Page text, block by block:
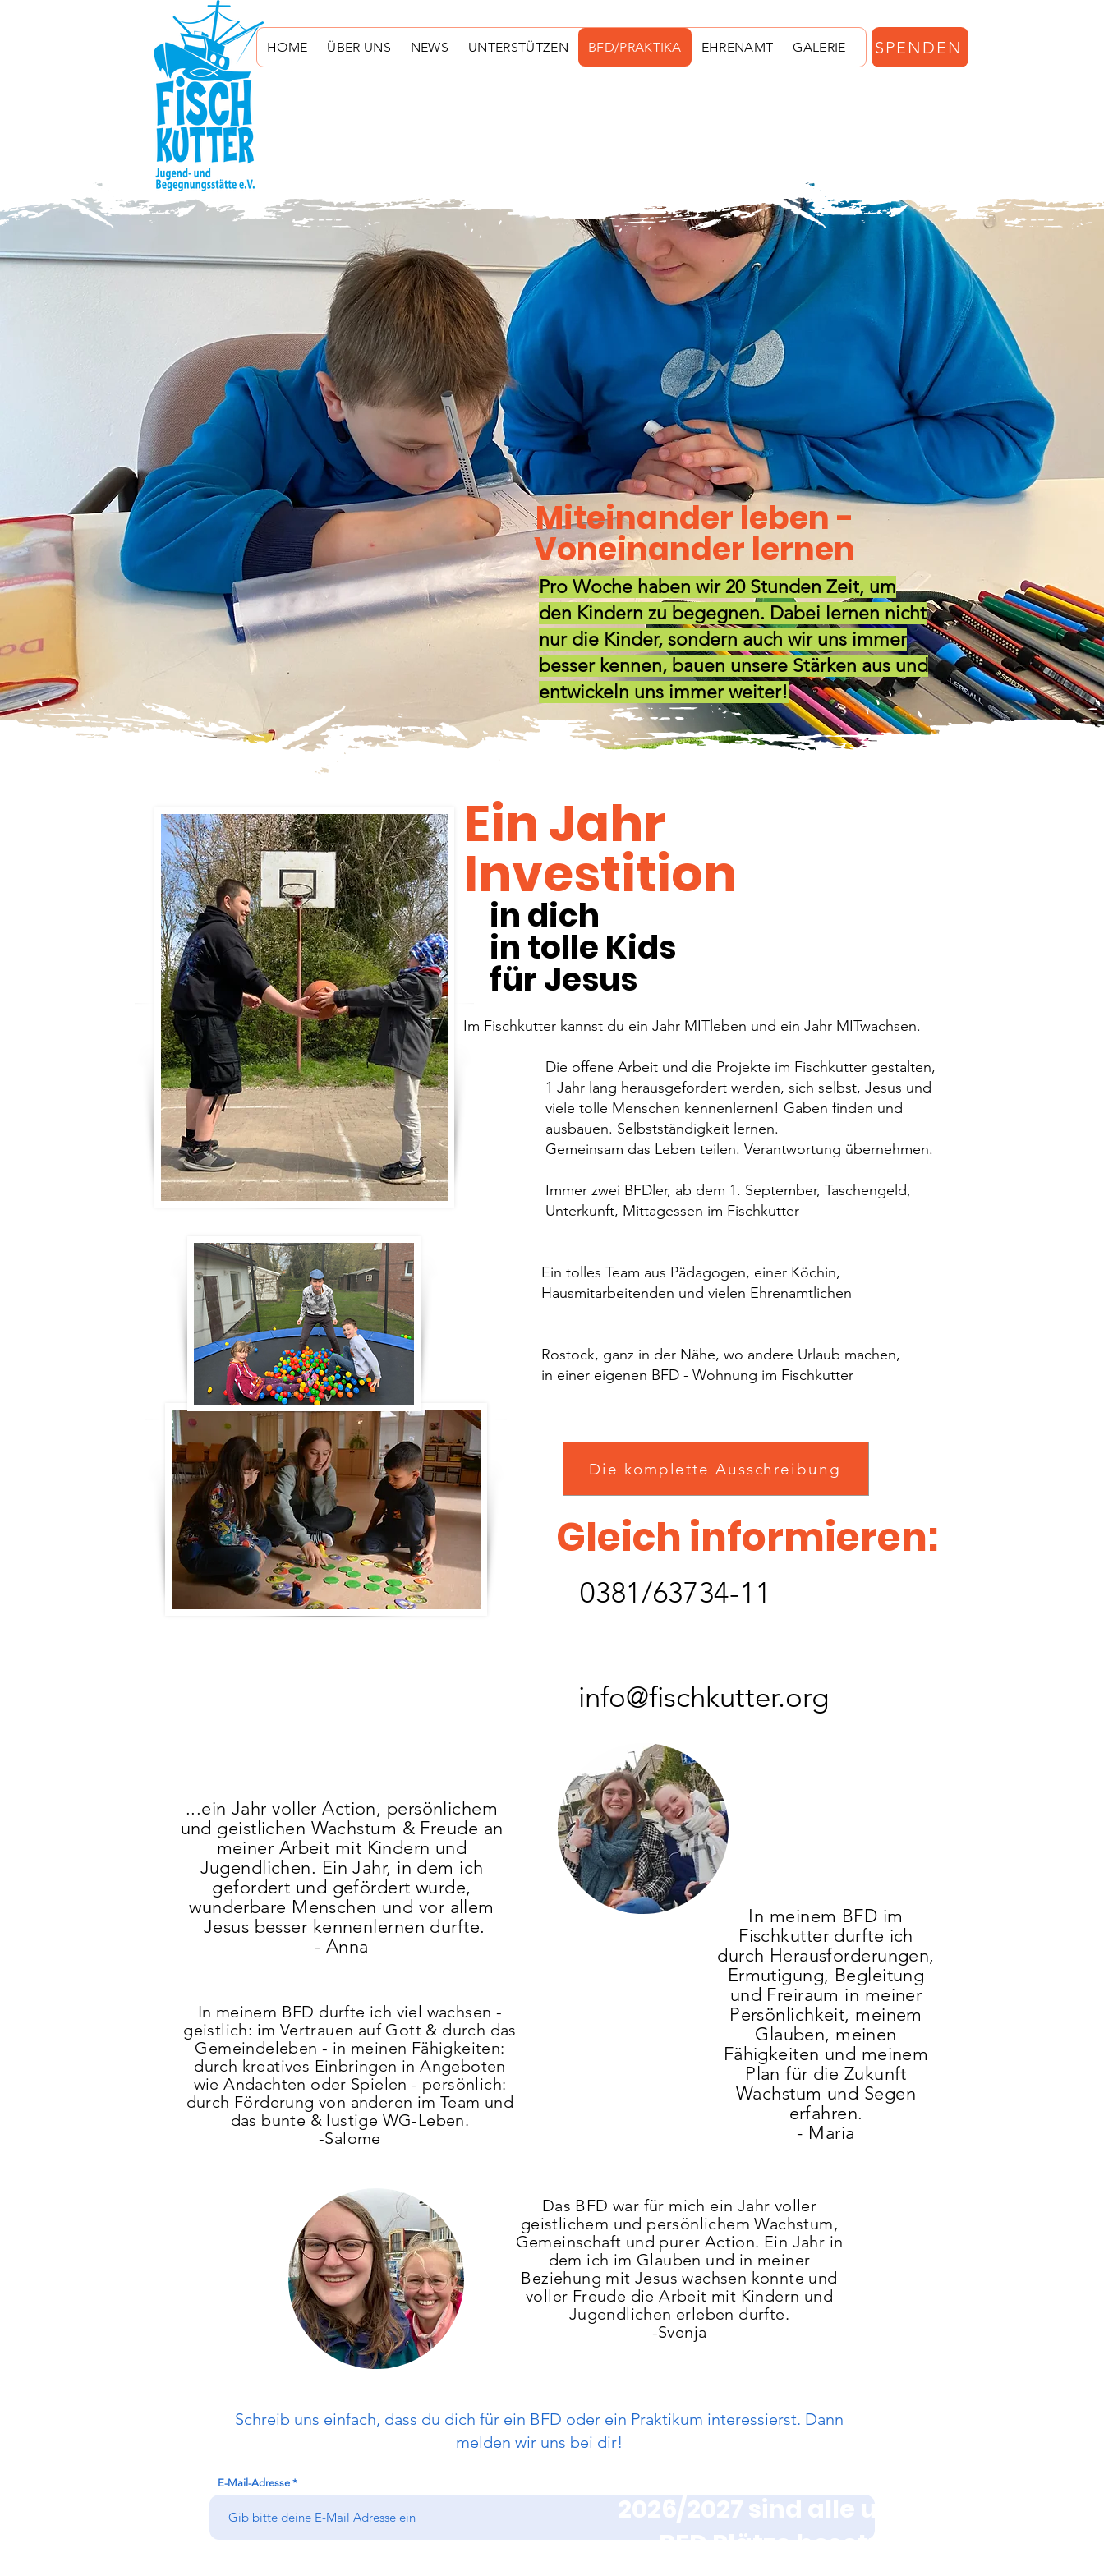
HOME ÜBER UNS NEWS UNTERSTÜTZEN BFD/PRAKTIKA EHRENAMT GALERIE SPENDEN
Miteinander leben -
Voneinander lernen
Pro Woche haben wir 20 Stunden Zeit, um
den Kindern zu begegnen. Dabei lernen nicht
nur die Kinder, sondern auch wir uns immer
besser kennen, bauen unsere Stärken aus und
entwickeln uns immer weiter!
Ein Jahr
Investition
in dich
in tolle Kids
für Jesus
Im Fischkutter kannst du ein Jahr MITleben und ein Jahr MITwachsen.
Die offene Arbeit und die Projekte im Fischkutter gestalten,
1 Jahr lang herausgefordert werden, sich selbst, Jesus und
viele tolle Menschen kennenlernen! Gaben finden und
ausbauen. Selbstständigkeit lernen.
Gemeinsam das Leben teilen. Verantwortung übernehmen.
Immer zwei BFDler, ab dem 1. September, Taschengeld,
Unterkunft, Mittagessen im Fischkutter
Ein tolles Team aus Pädagogen, einer Köchin,
Hausmitarbeitenden und vielen Ehrenamtlichen
Rostock, ganz in der Nähe, wo andere Urlaub machen,
in einer eigenen BFD - Wohnung im Fischkutter
Gleich informieren:
0381/63734-11
info@fischkutter.org
...ein Jahr voller Action, persönlichem
und geistlichen Wachstum & Freude an
meiner Arbeit mit Kindern und
Jugendlichen. Ein Jahr, in dem ich
gefordert und gefördert wurde,
wunderbare Menschen und vor allem
Jesus besser kennenlernen durfte.
- Anna
In meinem BFD im
Fischkutter durfte ich
durch Herausforderungen,
Ermutigung, Begleitung
und Freiraum in meiner
Persönlichkeit, meinem
Glauben, meinen
Fähigkeiten und meinem
Plan für die Zukunft
Wachstum und Segen
erfahren.
- Maria
In meinem BFD durfte ich viel wachsen -
geistlich: im Vertrauen auf Gott & durch das
Gemeindeleben - in meinen Fähigkeiten:
durch kreatives Einbringen in Angeboten
wie Andachten oder Spielen - persönlich:
durch Förderung von anderen im Team und
das bunte & lustige WG-Leben.
-Salome
Das BFD war für mich ein Jahr voller
geistlichem und persönlichem Wachstum,
Gemeinschaft und purer Action. Ein Jahr in
dem ich im Glauben und in meiner
Beziehung mit Jesus wachsen konnte und
voller Freude die Arbeit mit Kindern und
Jugendlichen erleben durfte.
-Svenja
Die komplette Ausschreibung
Schreib uns einfach, dass du dich für ein BFD oder ein Praktikum interessierst. Dann
melden wir uns bei dir!
E-Mail-Adresse
2026/2027 sind alle unsere
BFD Plätze besetzt...